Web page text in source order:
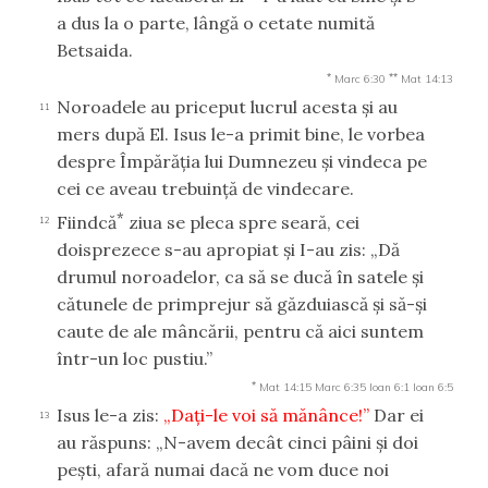
a dus la o parte, lângă o cetate numită
Betsaida.
* Marc 6:30 ** Mat 14:13
11
Noroadele au priceput lucrul acesta şi au
mers după El. Isus le-a primit bine, le vorbea
despre Împărăţia lui Dumnezeu şi vindeca pe
cei ce aveau trebuinţă de vindecare.
12 Fiindcă* ziua se pleca spre seară, cei
doisprezece s-au apropiat şi I-au zis: „Dă
drumul noroadelor, ca să se ducă în satele şi
cătunele de primprejur să găzduiască şi să-şi
caute de ale mâncării, pentru că aici suntem
într-un loc pustiu.”
* Mat 14:15 Marc 6:35 Ioan 6:1 Ioan 6:5
13 Isus le-a zis: „Daţi-le voi să mănânce!” Dar ei
au răspuns: „N-avem decât cinci pâini şi doi
peşti, afară numai dacă ne vom duce noi